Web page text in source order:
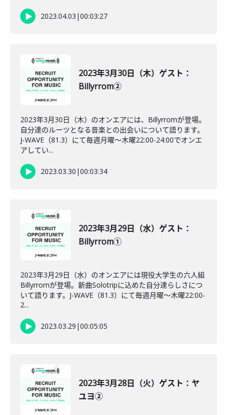
2023.04.03 |00:03:27
2023年3月30日（木）ゲスト：
Billyrrom②
2023年3月30日（木）のオンエアには、Billyrromが登場。
自分達のルーツとなる音楽との出会いについて語ります。
J-WAVE（81.3）にて毎週月曜～木曜22:00-24:00でオンエ
アしてい...
2023.03.30 |00:03:34
2023年3月29日（水）ゲスト：
Billyrrom①
2023年3月29日（水）のオンエアには現役大学生の六人組
Billyrromが登場。新曲Solotripに込めた自分達らしさにつ
いて語ります。J-WAVE（81.3）にて毎週月曜～木曜22:00-
2...
2023.03.29 |00:05:05
2023年3月28日（火）ゲスト：ヤ
ユヨ②